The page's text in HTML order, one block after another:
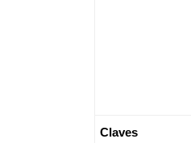
Claves